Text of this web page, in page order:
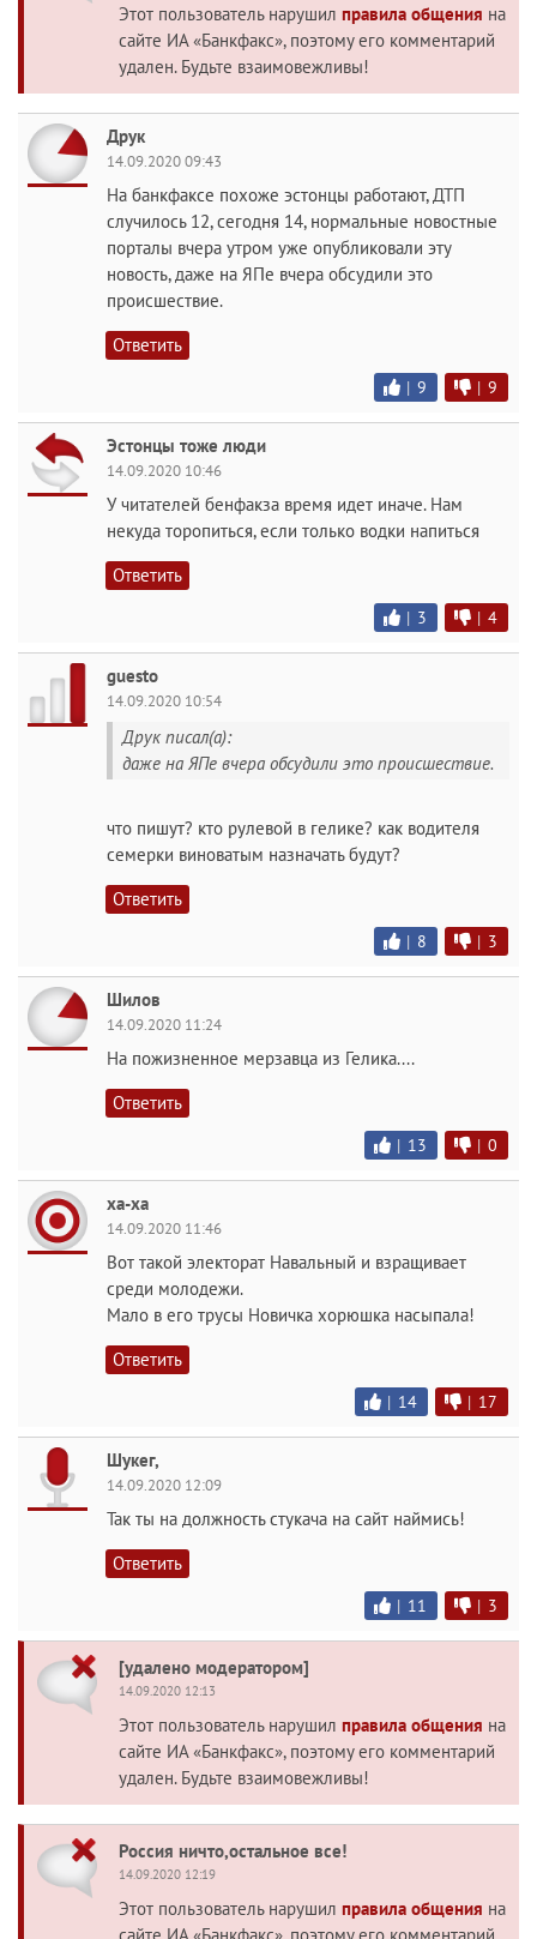
Этот пользователь нарушил правила общения на
сайте ИА «Банкфакс», поэтому его комментарий
удален. Будьте взаимовежливы!
Друк
14.09.2020 09:43
На банкфаксе похоже эстонцы работают, ДТП
случилось 12, сегодня 14, нормальные новостные
порталы вчера утром уже опубликовали эту
новость, даже на ЯПе вчера обсудили это
происшествие.
Ответить
| 9 | 9
Эстонцы тоже люди
14.09.2020 10:46
У читателей бенфакза время идет иначе. Нам
некуда торопиться, если только водки напиться
Ответить
| 3 | 4
guesto
14.09.2020 10:54
Друк писал(а):
даже на ЯПе вчера обсудили это происшествие.
что пишут? кто рулевой в гелике? как водителя
семерки виноватым назначать будут?
Ответить
| 8 | 3
Шилов
14.09.2020 11:24
На пожизненное мерзавца из Гелика....
Ответить
| 13 | 0
ха-ха
14.09.2020 11:46
Вот такой электорат Навальный и взращивает
среди молодежи.
Мало в его трусы Новичка хорюшка насыпала!
Ответить
| 14 | 17
Шукег,
14.09.2020 12:09
Так ты на должность стукача на сайт наймись!
Ответить
| 11 | 3
[удалено модератором]
14.09.2020 12:13
Этот пользователь нарушил правила общения на
сайте ИА «Банкфакс», поэтому его комментарий
удален. Будьте взаимовежливы!
Россия ничто,остальное все!
14.09.2020 12:19
Этот пользователь нарушил правила общения на
сайте ИА «Банкфакс», поэтому его комментарий